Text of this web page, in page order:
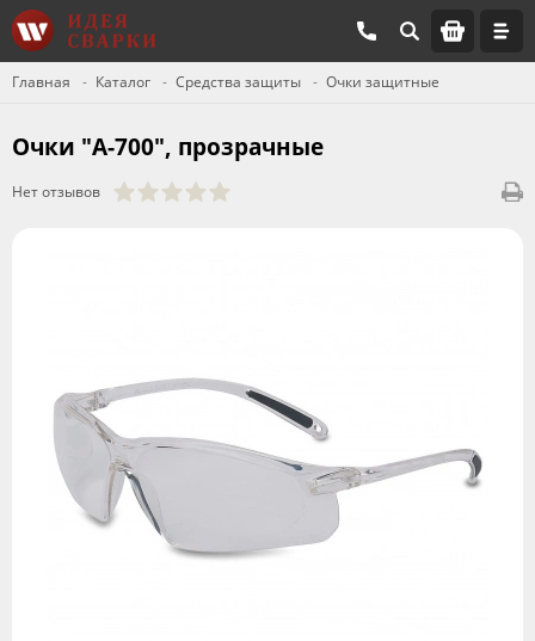
Главная Каталог Средства защиты Очки защитные
Очки "А-700", прозрачные
Нет отзывов